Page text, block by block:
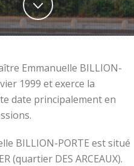
Emmanuelle BILLION-
1999 et exerce la
date principalement en
BILLION-PORTE est situé
(quartier DES ARCEAUX).